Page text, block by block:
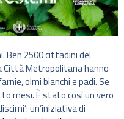
Ben 2500 cittadini del
Città Metropolitana hanno
olmi bianchi e padi. Se
mesi. È stato così un vero
un’iniziativa di